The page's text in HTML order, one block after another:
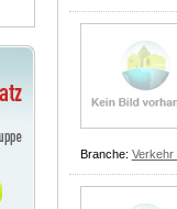
Branche: Verkehr